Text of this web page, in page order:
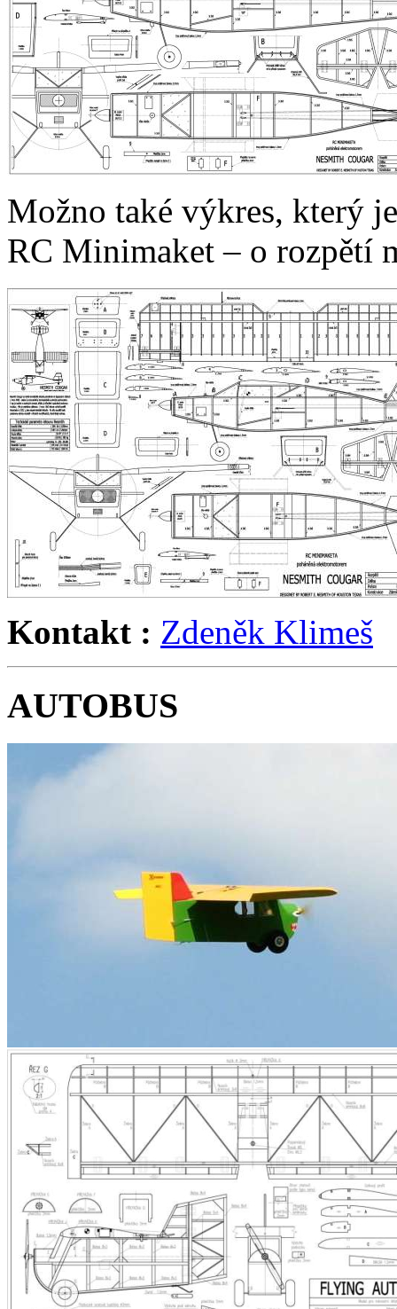
Možno také výkres, který
RC Minimaket – o rozpětí
Kontakt : Zdeněk Klimeš
AUTOBUS